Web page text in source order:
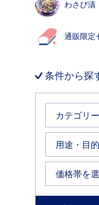
わさび漬
通販限定
条件から探